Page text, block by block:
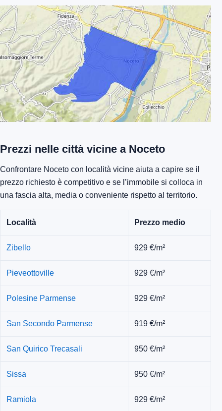
Prezzi nelle città vicine a Noceto
Confrontare Noceto con località vicine aiuta a capire se il
prezzo richiesto è competitivo e se l’immobile si colloca in
una fascia alta, media o conveniente rispetto al territorio.
Località Prezzo medio
Zibello 929 €/m²
Pieveottoville 929 €/m²
Polesine Parmense 929 €/m²
San Secondo Parmense 919 €/m²
San Quirico Trecasali 950 €/m²
Sissa 950 €/m²
Ramiola 929 €/m²